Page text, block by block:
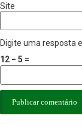
Site
Digite uma resposta
12 − 5 =